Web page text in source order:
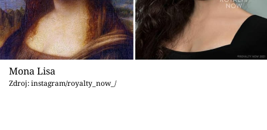
Mona Lisa
Zdroj: instagram/royalty_now_/